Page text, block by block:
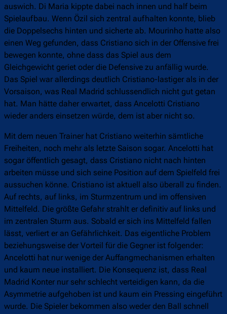
auswich. Di Maria kippte dabei nach innen und half beim
Spielaufbau. Wenn Özil sich zentral aufhalten konnte, blieb
die Doppelsechs hinten und sicherte ab. Mourinho hatte also
einen Weg gefunden, dass Cristiano sich in der Offensive frei
bewegen konnte, ohne dass das Spiel aus dem
Gleichgewicht geriet oder die Defensive zu anfällig wurde.
Das Spiel war allerdings deutlich Cristiano-lastiger als in der
Vorsaison, was Real Madrid schlussendlich nicht gut getan
hat. Man hätte daher erwartet, dass Ancelotti Cristiano
wieder anders einsetzen würde, dem ist aber nicht so.
Mit dem neuen Trainer hat Cristiano weiterhin sämtliche
Freiheiten, noch mehr als letzte Saison sogar. Ancelotti hat
sogar öffentlich gesagt, dass Cristiano nicht nach hinten
arbeiten müsse und sich seine Position auf dem Spielfeld frei
aussuchen könne. Cristiano ist aktuell also überall zu finden.
Auf rechts, auf links, im Sturmzentrum und im offensiven
Mittelfeld. Die größte Gefahr strahlt er definitiv auf links und
im zentralen Sturm aus. Sobald er sich ins Mittelfeld fallen
lässt, verliert er an Gefährlichkeit. Das eigentliche Problem
beziehungsweise der Vorteil für die Gegner ist folgender:
Ancelotti hat nur wenige der Auffangmechanismen erhalten
und kaum neue installiert. Die Konsequenz ist, dass Real
Madrid Konter nur sehr schlecht verteidigen kann, da die
Asymmetrie aufgehoben ist und kaum ein Pressing eingeführt
wurde. Die Spieler bekommen also weder den Ball schnell